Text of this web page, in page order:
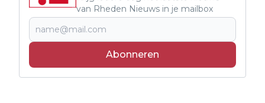
van Rheden Nieuws in je mailbox
Abonneren